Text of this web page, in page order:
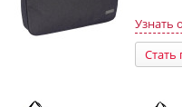
Узнать
Стать